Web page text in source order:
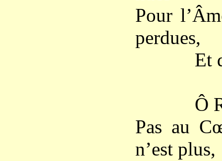
Pour
perdues,
Et qui,
Ô
Pas au
n’est plus,